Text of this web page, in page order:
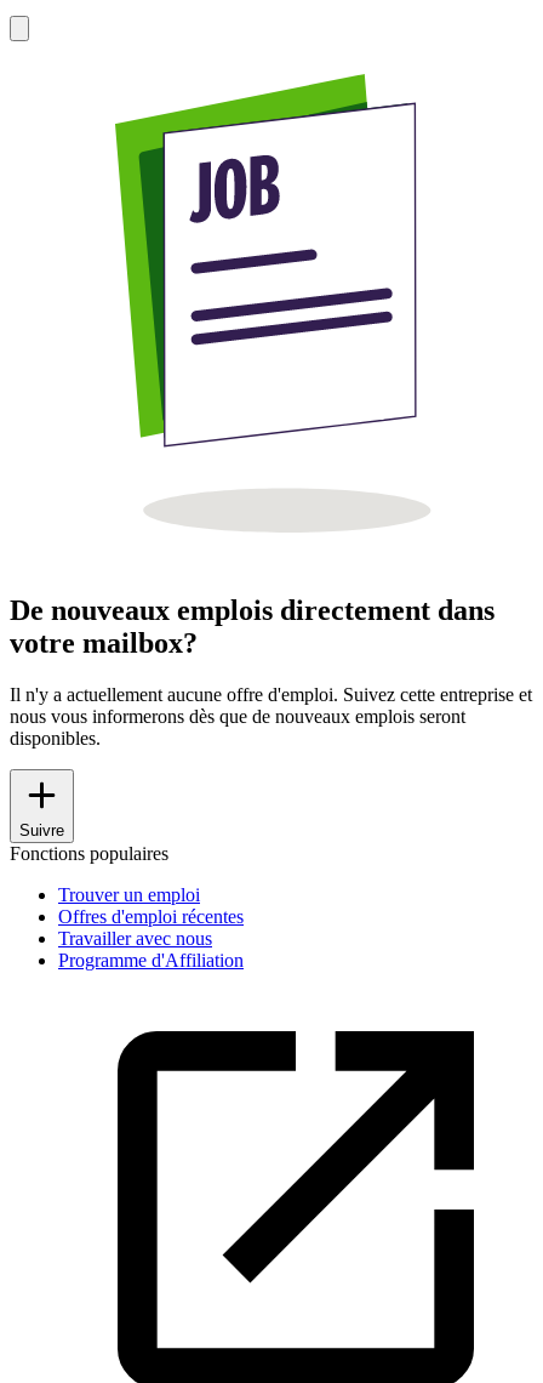
De nouveaux emplois directement dans
votre mailbox?
Il n'y a actuellement aucune offre d'emploi. Suivez cette entreprise et
nous vous informerons dès que de nouveaux emplois seront
disponibles.
Suivre
Fonctions populaires
Trouver un emploi
Offres d'emploi récentes
Travailler avec nous
Programme d'Affiliation